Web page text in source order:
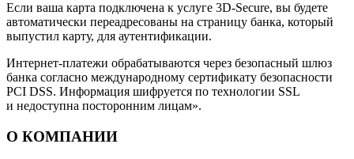
Если ваша карта подключена к услуге 3D-Secure, вы будете
автоматически переадресованы на страницу банка, который
выпустил карту, для аутентификации.
Интернет-платежи обрабатываются через безопасный шлюз
банка согласно международному сертификату безопасности
PCI DSS. Информация шифруется по технологии SSL
и недоступна посторонним лицам».
О КОМПАНИИ